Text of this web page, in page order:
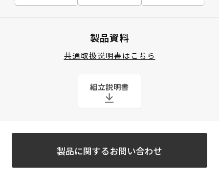
製品資料
共通取扱説明書はこちら
組立説明書
製品に関するお問い合わせ